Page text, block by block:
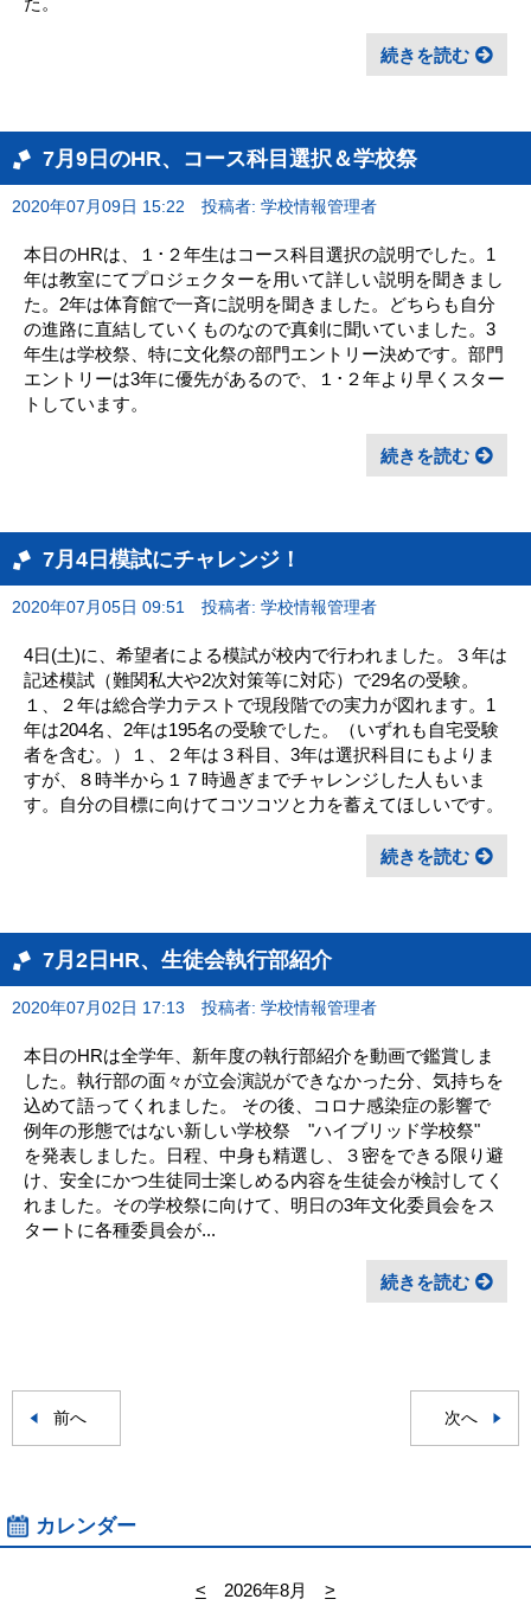
続きを読む
7月9日のHR、コース科目選択＆学校祭
2020年07月09日 15:22 投稿者: 学校情報管理者
本日のHRは、１･２年生はコース科目選択の説明でした。1
年は教室にてプロジェクターを用いて詳しい説明を聞きまし
た。2年は体育館で一斉に説明を聞きました。どちらも自分
の進路に直結していくものなので真剣に聞いていました。3
年生は学校祭、特に文化祭の部門エントリー決めです。部門
エントリーは3年に優先があるので、１･２年より早くスター
トしています。
続きを読む
7月4日模試にチャレンジ！
2020年07月05日 09:51 投稿者: 学校情報管理者
4日(土)に、希望者による模試が校内で行われました。３年は
記述模試（難関私大や2次対策等に対応）で29名の受験。
１、２年は総合学力テストで現段階での実力が図れます。1
年は204名、2年は195名の受験でした。（いずれも自宅受験
者を含む。）１、２年は３科目、3年は選択科目にもよりま
すが、８時半から１７時過ぎまでチャレンジした人もいま
す。自分の目標に向けてコツコツと力を蓄えてほしいです。
続きを読む
7月2日HR、生徒会執行部紹介
2020年07月02日 17:13 投稿者: 学校情報管理者
本日のHRは全学年、新年度の執行部紹介を動画で鑑賞しま
した。執行部の面々が立会演説ができなかった分、気持ちを
込めて語ってくれました。 その後、コロナ感染症の影響で
例年の形態ではない新しい学校祭 "ハイブリッド学校祭"
を発表しました。日程、中身も精選し、３密をできる限り避
け、安全にかつ生徒同士楽しめる内容を生徒会が検討してく
れました。その学校祭に向けて、明日の3年文化委員会をス
タートに各種委員会が...
続きを読む
前へ 次へ
カレンダー
< 2026年8月
>